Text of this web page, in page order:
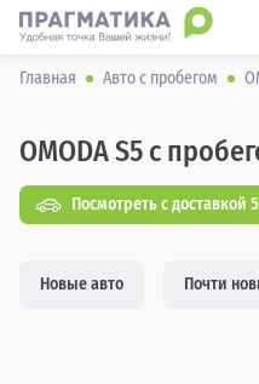
Главная Авто с пробегом
OMODA S5 с
Посмотреть с доставкой
Новые авто Почти